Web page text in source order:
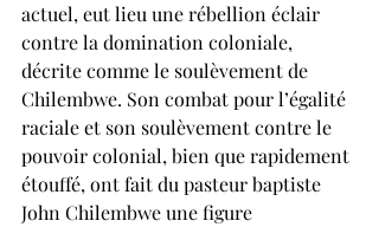
actuel, eut lieu une rébellion éclair
contre la domination coloniale,
décrite comme le soulèvement de
Chilembwe. Son combat pour l’égalité
raciale et son soulèvement contre le
pouvoir colonial, bien que rapidement
étouffé, ont fait du pasteur baptiste
John Chilembwe une figure